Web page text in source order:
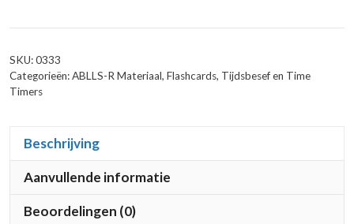
De
SKU:0333
Categorieën:ABLLS-R Materiaal, Flashcards, Tijdsbesef en Time
Timers
Beschrijving
Aanvullende informatie
Beoordelingen (0)